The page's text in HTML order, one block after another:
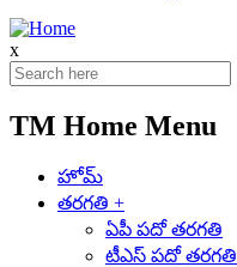
x
TM Home Menu
హోమ్
తరగతి +
ఏపీ పదో తరగతి
టీఎస్‌ పదో తరగతి